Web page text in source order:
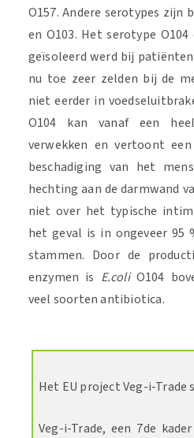
O157. Andere serotypes zijn
en O103. Het serotype
geïsoleerd werd bij
nu toe zeer zelden bij de
niet eerder in
O104 kan vanaf een
verwekken en vertoont
beschadiging van het
hechting aan de darmwand
niet over het typische
het geval is in ongeveer 95
stammen. Door de
enzymen is E.coliO104
veel soorten antibiotica.
Het EU project Veg-i-
Veg-i-Trade, een 7de